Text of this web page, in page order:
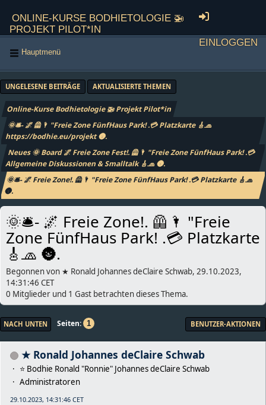
Online-Kurse Bodhietologie 🚁
Projekt Pilot*in
Einloggen
Hauptmenü
UNGELESENE BEITRÄGE AKTUALISIERTE THEMEN
Online-Kurse Bodhietologie 🚁 Projekt Pilot*in
🌞🛎- 🌌 🦺🌂 "Freie Zone FünfHaus Park! .💳 Platzkarte 🎸🧢
https://bodhie.eu/projekt 🌚.
Neues 🌞 Board 🌌 Freie Zone Fest!. 🦺🌂 "Freie Zone FünfHaus Park! .💳
Allgemeine Diskussionen & Smalltalk 🎸🧢 🌚.
🌞🛎- 🌌 Freie Zone!. 🦺🌂 "Freie Zone FünfHaus Park! .💳 Platzkarte 🎸🧢
🌚.
🌞🛎- 🌌 Freie Zone!. 🦺🌂 "Freie
Zone FünfHaus Park! .💳 Platzkarte
🎸🧢 🌚.
Begonnen von ★ Ronald Johannes deClaire Schwab, 29.10.2023,
14:31:46 CET
0 Mitglieder und 1 Gast betrachten dieses Thema.
NACH UNTEN Seiten 1 BENUTZER-AKTIONEN
★ Ronald Johannes deClaire Schwab
⭐️ Bodhie Ronald "Ronnie" Johannes deClaire Schwab
Administratoren
29.10.2023, 14:31:46 CET